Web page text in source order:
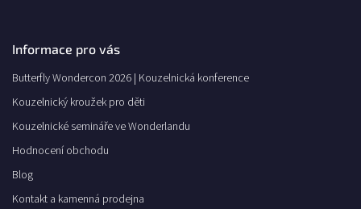
Informace pro vás
Butterfly Wondercon 2026 | Kouzelnická konference
Kouzelnický kroužek pro děti
Kouzelnické semináře ve Wonderlandu
Hodnocení obchodu
Blog
Kontakt a kamenná prodejna